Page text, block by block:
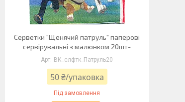
Серветки "Щенячий патруль" паперові
сервірувальні з малюнком 20шт-
ВК_слфтк_Патруль20
50 ₴/упаковка
Під замовлення